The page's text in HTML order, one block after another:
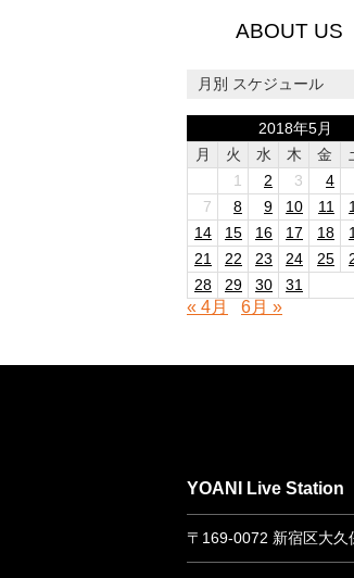
ABOUT US
月別 スケジュール
2018年5月
月
火 水 木 金
1
2 3 4
7
8 9 10 11
14
15 16 17 18
21
22 23 24 25
28
29 30 31
« 4月 6月 »
YOANI Live Station
〒169-0072 新宿区大